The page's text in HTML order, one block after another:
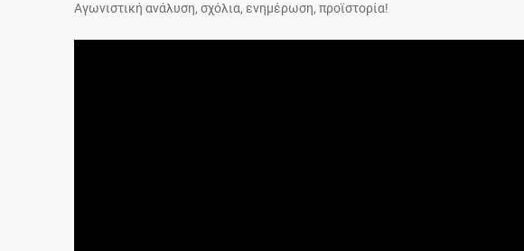
Αγωνιστική ανάλυση, σχόλια, ενημέρωση, προϊστορία!